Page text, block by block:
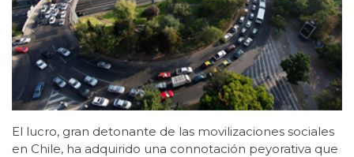
El lucro, gran detonante de las movilizaciones sociales
en Chile, ha adquirido una connotación peyorativa que